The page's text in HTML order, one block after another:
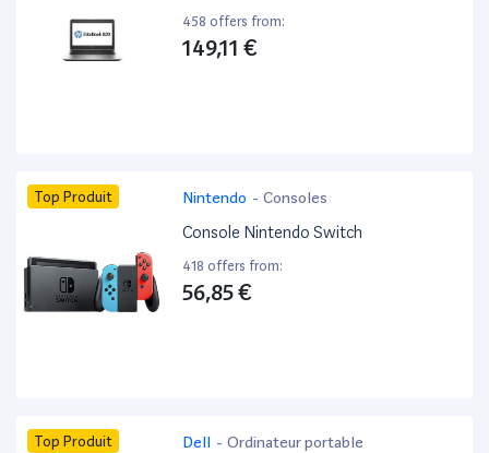
458 offers from:
149,11 €
Top Produit Nintendo - Consoles
Console Nintendo Switch
418 offers from:
56,85 €
Top Produit Dell - Ordinateur portable